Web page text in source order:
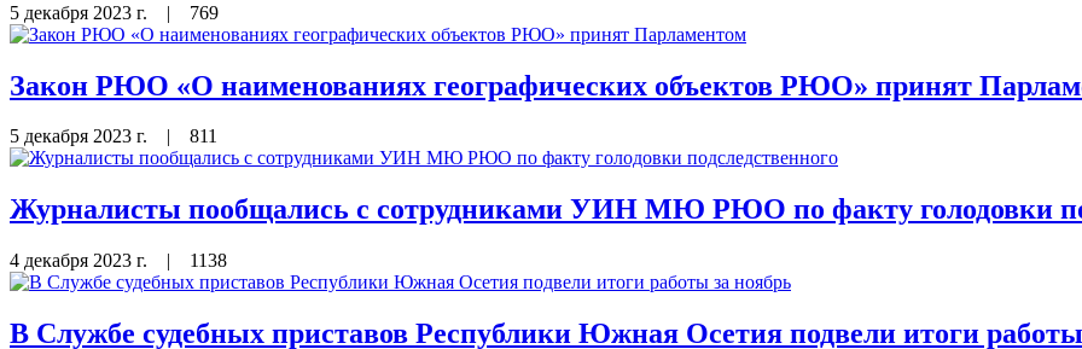
5 декабря 2023 г. | 769
Закон РЮО «О наименованиях географических объектов РЮО» принят
5 декабря 2023 г. | 811
Журналисты пообщались с сотрудниками УИН МЮ РЮО по факту голодовки
4 декабря 2023 г. | 1138
В Службе судебных приставов Республики Южная Осетия подвели итоги